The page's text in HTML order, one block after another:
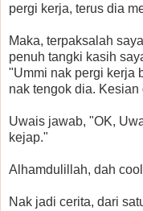
pergi kerja, terus dia
Maka, terpaksalah
penuh tangki kasih
"Ummi nak pergi kerja
nak tengok dia. Kesian
Uwais jawab, "OK,
kejap."
Alhamdulillah, dah
Nak jadi cerita, dari